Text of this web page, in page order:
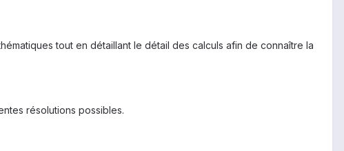
tout en détaillant le détail des calculs afin de connaître la
résolutions possibles.